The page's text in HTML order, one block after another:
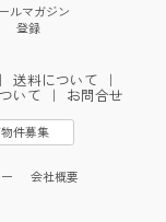
ルマガジン
登録
｜ 送料について ｜
いて ｜ お問合せ
件募集
会社概要